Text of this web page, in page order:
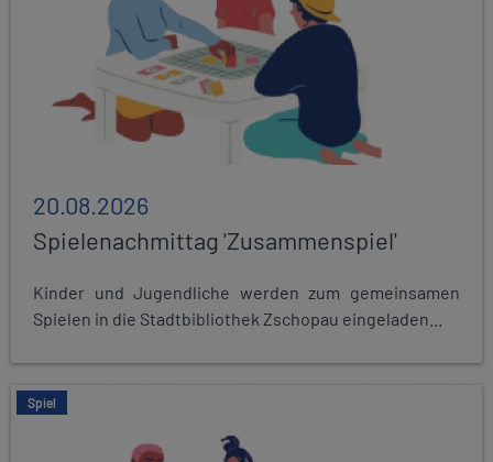
20.08.2026
Spielenachmittag 'Zusammenspiel'
Kinder und Jugendliche werden zum gemeinsamen
Spielen in die Stadtbibliothek Zschopau eingeladen...
Spiel